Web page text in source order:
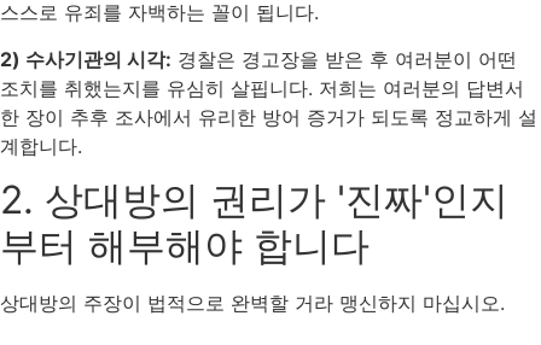
스스로 유죄를 자백하는 꼴이 됩니다.
2) 수사기관의 시각: 경찰은 경고장을 받은 후 여러분이 어떤
조치를 취했는지를 유심히 살핍니다. 저희는 여러분의 답변서
한 장이 추후 조사에서 유리한 방어 증거가 되도록 정교하게 설
계합니다.
2. 상대방의 권리가 '진짜'인지
부터 해부해야 합니다
상대방의 주장이 법적으로 완벽할 거라 맹신하지 마십시오.